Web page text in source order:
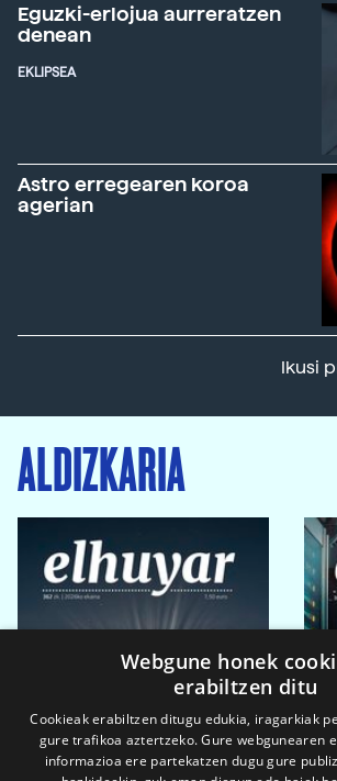
Eguzki-erlojua aurreratzen
denean
EKLIPSEA
Astro erregearen koroa
agerian
Ikusi
ALDIZKARIA
Webgune honek
erabiltzen ditu
Cookieak erabiltzen ditugu edukia, iragarkiak
gure trafikoa aztertzeko. Gure webgunearen
informazioa ere partekatzen dugu gure